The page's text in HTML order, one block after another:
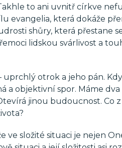
to ani uvnitř církve
evangelia, která dokáže
shůry, která přestane
lidskou svárlivost a
uprchlý otrok a jeho pán.
a objektivní spor. Máme
jinou budoucnost. Co
ve složité situaci je nejen